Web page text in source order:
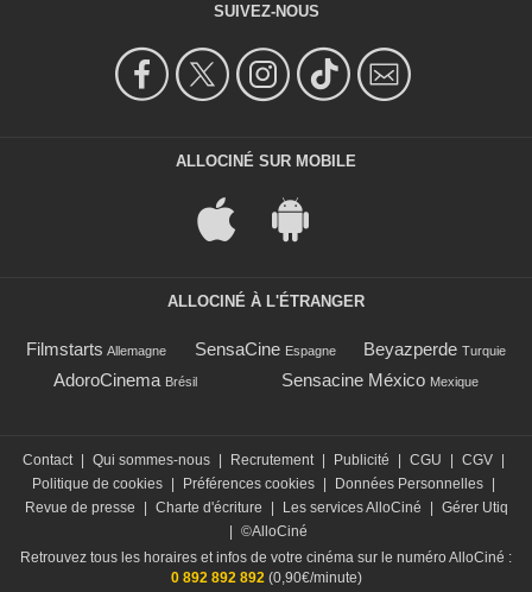
SUIVEZ-NOUS
ALLOCINÉ SUR MOBILE
ALLOCINÉ À L'ÉTRANGER
Filmstarts Allemagne SensaCine Espagne Beyazperde Turquie
AdoroCinema Brésil Sensacine México Mexique
Contact | Qui sommes-nous | Recrutement | Publicité | CGU | CGV |
Politique de cookies | Préférences cookies | Données Personnelles |
Revue de presse
| Charte d'écriture | Les services AlloCiné | Gérer Utiq
| ©AlloCiné
Retrouvez tous les horaires et infos de votre cinéma sur le numéro AlloCiné :
0 892 892 892(0,90€/minute)